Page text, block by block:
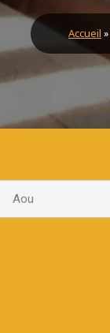
Accueil »